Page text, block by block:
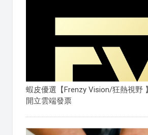
蝦皮優選【Frenzy Vision/狂熱視野
開立雲端發票